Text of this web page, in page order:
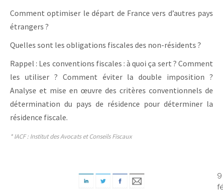
Comment optimiser le départ de France vers d’autres pays
étrangers ?
Quelles sont les obligations fiscales des non-résidents ?
Rappel : Les conventions fiscales : à quoi ça sert ? Comment
les utiliser ? Comment éviter la double imposition ?
Analyse et mise en œuvre des critères conventionnels de
détermination du pays de résidence pour déterminer la
résidence fiscale.
* IACF : Institut des Avocats et Conseils Fiscaux
9